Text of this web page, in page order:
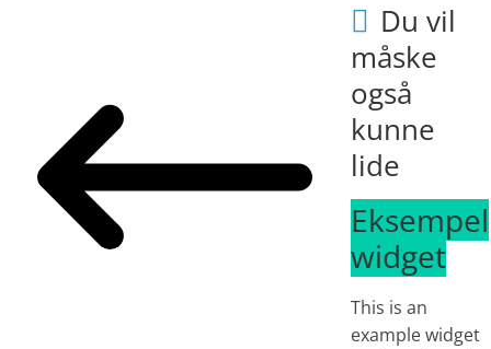
Du vil
måske
også
kunne
lide
Eksempel
widget
This is an
example widget